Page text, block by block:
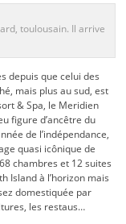
toulousain. Il arrive
depuis que celui des
mais plus au sud, est
& Spa, le Meridien
figure d’ancêtre du
de l’indépendance,
quasi icônique de
chambres et 12 suites
Island à l’horizon mais
domestiquée par
les restaus…